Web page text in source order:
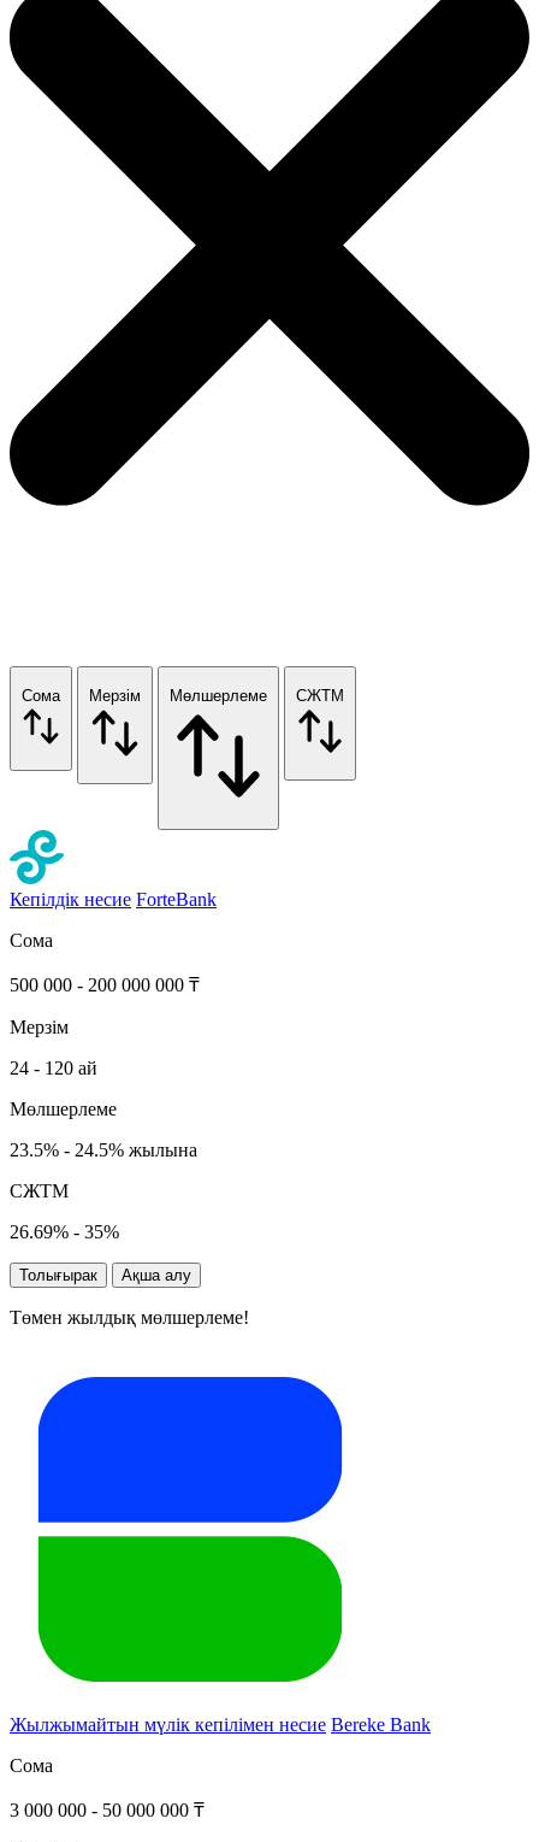
Сома Мерзім Мөлшерлеме СЖТМ
Кепілдік несие ForteBank
Сома
500 000 - 200 000 000 ₸
Мерзім
24 - 120 ай
Мөлшерлеме
23.5% - 24.5% жылына
СЖТМ
26.69% - 35%
Толығырак Ақша алу
Төмен жылдық мөлшерлеме!
Жылжымайтын мүлік кепілімен несие Bereke Bank
Сома
3 000 000 - 50 000 000 ₸